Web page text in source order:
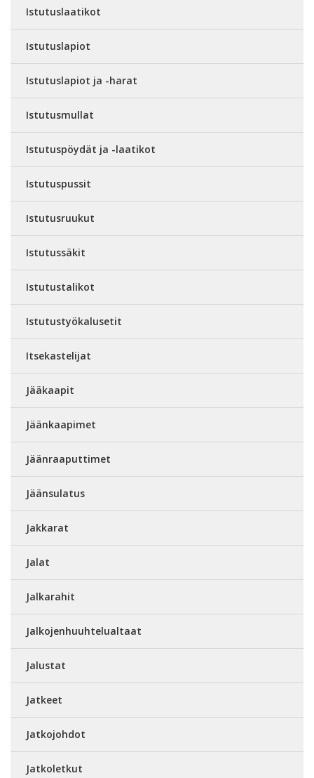
Istutuslaatikot
Istutuslapiot
Istutuslapiot ja -harat
Istutusmullat
Istutuspöydät ja -laatikot
Istutuspussit
Istutusruukut
Istutussäkit
Istutustalikot
Istutustyökalusetit
Itsekastelijat
Jääkaapit
Jäänkaapimet
Jäänraaputtimet
Jäänsulatus
Jakkarat
Jalat
Jalkarahit
Jalkojenhuuhtelualtaat
Jalustat
Jatkeet
Jatkojohdot
Jatkoletkut